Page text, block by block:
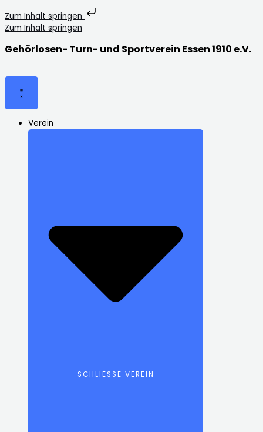
Zum Inhalt springen
Zum Inhalt springen
Gehörlosen- Turn- und Sportverein Essen 1910 e.V.
Verein
SCHLIESSE VEREIN